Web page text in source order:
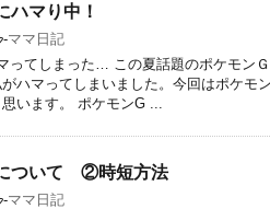
ハマり中！
-ママ日記
ってしまった… この夏話題のポケモン
ハマってしまいました。今回はポケモ
います。 ポケモンG ...
ついて ②時短方法
-ママ日記